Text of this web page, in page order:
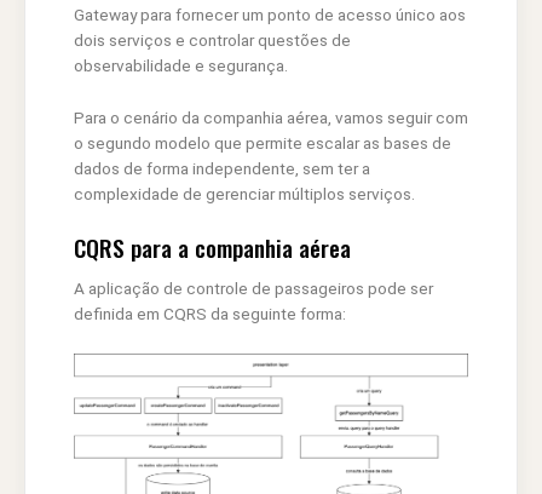
Gateway para fornecer um ponto de acesso único aos
dois serviços e controlar questões de
observabilidade e segurança.
Para o cenário da companhia aérea, vamos seguir com
o segundo modelo que permite escalar as bases de
dados de forma independente, sem ter a
complexidade de gerenciar múltiplos serviços.
CQRS para a companhia aérea
A aplicação de controle de passageiros pode ser
definida em CQRS da seguinte forma: